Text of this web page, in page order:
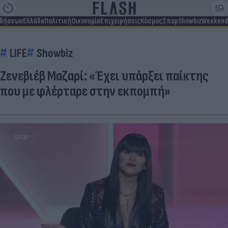
ΕλλάδαΠολιτικήΟικονομίαΕπιχειρήσειςΚόσμοςΣπορShowbizWeekend
LIFE Showbiz
Ζενεβιέβ Μαζαρί: «Έχει υπάρξει παίκτης
που με φλέρταρε στην εκπομπή»